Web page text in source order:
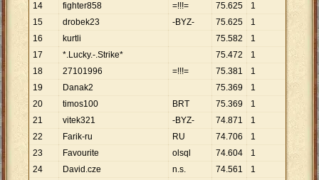
14
fighter858 =!!!= 75.625
1
15
drobek23 -BYZ- 75.625
1
16
kurtli 75.582
1
17
*.Lucky.-.Strike* 75.472
1
18
27101996 =!!!= 75.381
1
19
Danak2 75.369
1
20
timos100 BRT 75.369
1
21
vitek321 -BYZ- 74.871
1
22
Farik-ru RU 74.706
1
23
Favourite olsql 74.604
1
24
David.cze n.s. 74.561
1